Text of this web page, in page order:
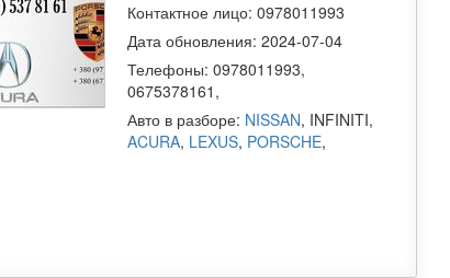
Контактное лицо: 0978011993
Дата обновления: 2024-07-04
Телефоны: 0978011993,
0675378161,
Авто в разборе: NISSAN, INFINITI,
ACURA, LEXUS, PORSCHE,